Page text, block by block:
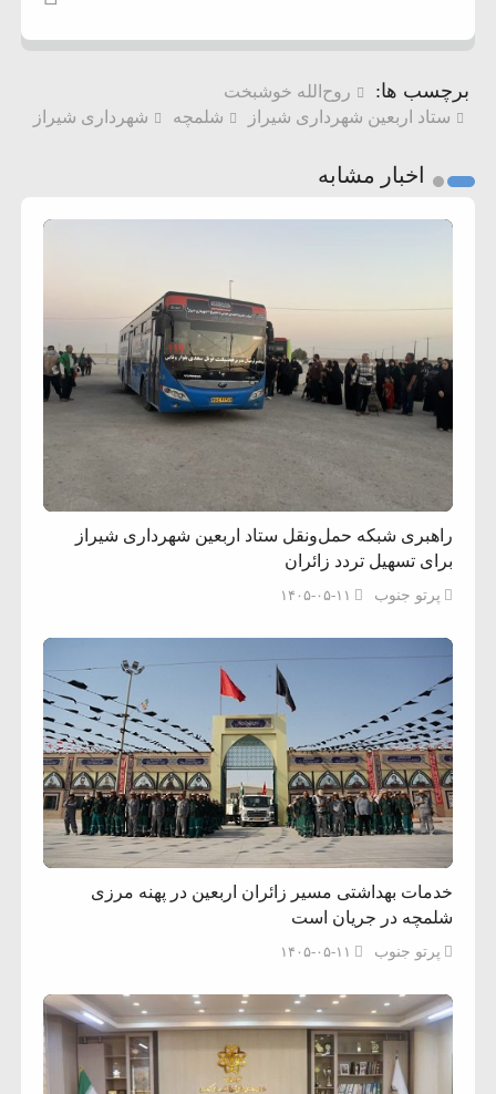
برچسب ها:
روح‌الله خوشبخت
ستاد اربعین شهرداری شیراز
شلمچه شهرداری شیراز
اخبار مشابه
راهبری شبکه حمل‌ونقل ستاد اربعین شهرداری شیراز
برای تسهیل تردد زائران
پرتو جنوب ۱۴۰۵-۰۵-۱۱
خدمات بهداشتی مسیر زائران اربعین در پهنه مرزی
شلمچه در جریان است
پرتو جنوب ۱۴۰۵-۰۵-۱۱